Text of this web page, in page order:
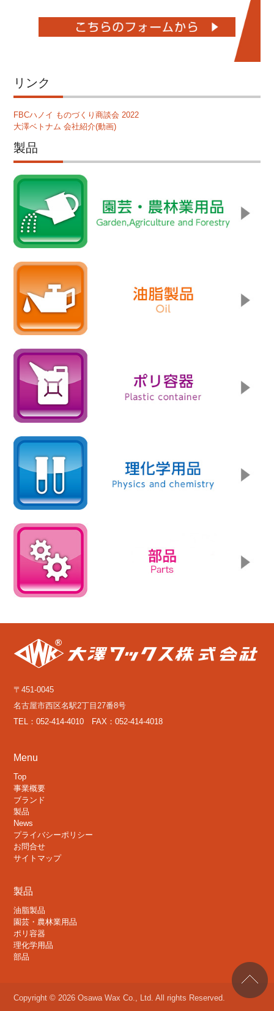
リンク
FBCハノイ ものづくり商談会 2022
大澤ベトナム 会社紹介(動画)
製品
〒451-0045
名古屋市西区名駅2丁目27番8号
TEL：052-414-4010 FAX：052-414-4018
Menu
Top
事業概要
ブランド
製品
News
プライバシーポリシー
お問合せ
サイトマップ
製品
油脂製品
園芸・農林業用品
ポリ容器
理化学用品
部品
Copyright © 2026 Osawa Wax Co., Ltd. All rights Reserved.